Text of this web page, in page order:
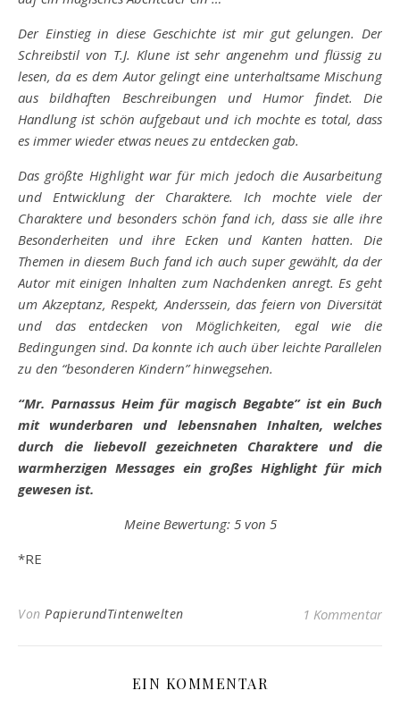
Der Einstieg in diese Geschichte ist mir gut gelungen. Der
Schreibstil von T.J. Klune ist sehr angenehm und flüssig zu
lesen, da es dem Autor gelingt eine unterhaltsame Mischung
aus bildhaften Beschreibungen und Humor findet. Die
Handlung ist schön aufgebaut und ich mochte es total, dass
es immer wieder etwas neues zu entdecken gab.
Das größte Highlight war für mich jedoch die Ausarbeitung
und Entwicklung der Charaktere. Ich mochte viele der
Charaktere und besonders schön fand ich, dass sie alle ihre
Besonderheiten und ihre Ecken und Kanten hatten. Die
Themen in diesem Buch fand ich auch super gewählt, da der
Autor mit einigen Inhalten zum Nachdenken anregt. Es geht
um Akzeptanz, Respekt, Anderssein, das feiern von Diversität
und das entdecken von Möglichkeiten, egal wie die
Bedingungen sind. Da konnte ich auch über leichte Parallelen
zu den “besonderen Kindern” hinwegsehen.
“Mr. Parnassus Heim für magisch Begabte” ist ein Buch
mit wunderbaren und lebensnahen Inhalten, welches
durch die liebevoll gezeichneten Charaktere und die
warmherzigen Messages ein großes Highlight für mich
gewesen ist.
Meine Bewertung: 5 von 5
*RE
Von PapierundTintenwelten 1 Kommentar
EIN KOMMENTAR